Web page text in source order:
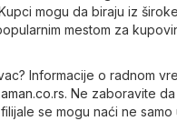
mogu da biraju iz
mestom za
Informacije o radnom
. Ne zaboravite
se mogu naći ne samo